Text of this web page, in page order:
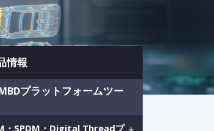
情報
プラットフォームツー
・SPDM・Digital Threadプ